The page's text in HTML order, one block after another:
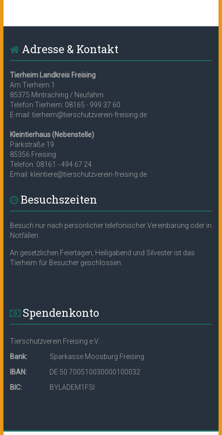
Adresse & Kontakt
Tierheim Landkreis Freising
Am Tierheim 1
85375 Mintraching / Neufahrn
Telefon Tierheim: 08165 - 999 37 60
E-mail: tierheim@tierschutzverein-freising.de
Kleintierhaus (Nebenstelle)
Parkstraße 19
85356 Freising
Telefon: 08161 - 494 67 24
Email: kleintiere@tierschutzverein-freising.de
Besuchszeiten
Besuch nur nach persönlicher telefonischer Vereinbarung oder in
Notfällen.
An gesetzlichen Feiertagen, Heiligabend und Silvester ist das
Tierheim für Besucher geschlossen.
Spendenkonto
Tierschutzverein Freising e.V.
Bank:
Sparkasse Moosburg Freising
IBAN:
DE 50 700510030000100032
BIC:
BYLADEM1FSI